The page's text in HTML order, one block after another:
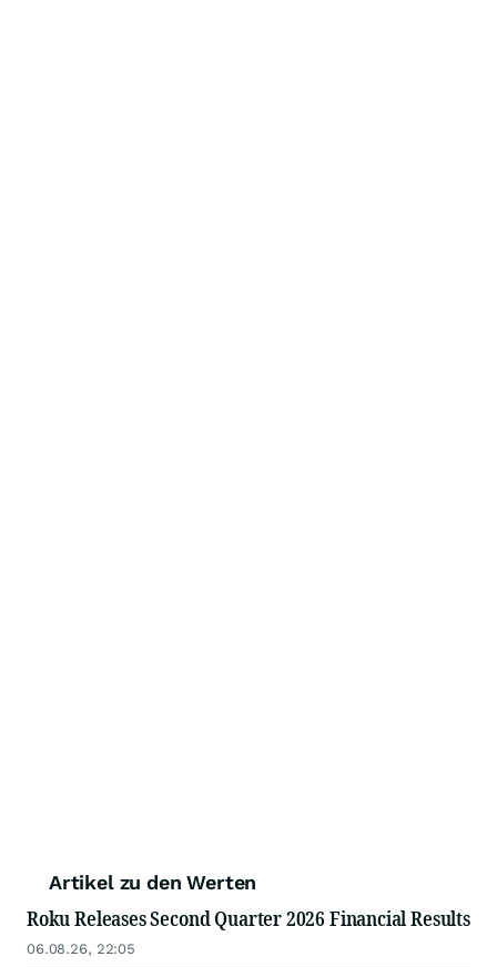
Artikel zu den Werten
Roku Releases Second Quarter 2026 Financial Results
06.08.26, 22:05